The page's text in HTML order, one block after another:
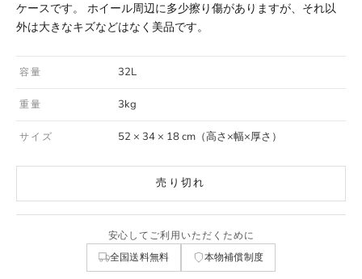
ケースです。 ホイール周辺に多少擦り傷がありますが、それ以
外は大きなキズなどはなく美品です。
容量 32L
重量 3kg
サイズ 52 × 34 × 18 cm（高さ×幅×厚さ）
売り切れ
安心してご利用いただくために
全国送料無料 本物補償制度